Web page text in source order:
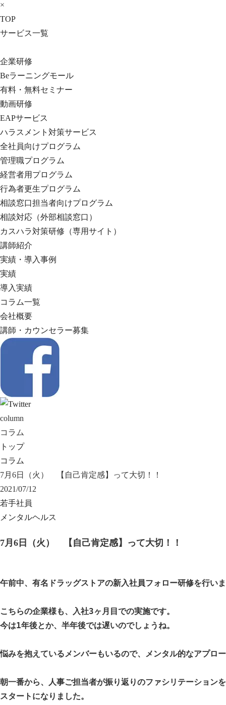
×
TOP
サービス一覧
企業研修
Beラーニングモール
有料・無料セミナー
動画研修
EAPサービス
ハラスメント対策サービス
全社員向けプログラム
管理職プログラム
経営者用プログラム
行為者更生プログラム
相談窓口担当者向けプログラム
相談対応（外部相談窓口）
カスハラ対策研修（専用サイト）
講師紹介
実績・導入事例
実績
導入実績
コラム一覧
会社概要
講師・カウンセラー募集
column
コラム
トップ
コラム
7月6日（火） 【自己肯定感】って大切！！
2021/07/12
若手社員
メンタルヘルス
7月6日（火） 【自己肯定感】って大切！！
午前中、有名ドラッグストアの新入社員フォロー研修を行い
こちらの企業様も、入社3ヶ月目での実施です。
今は1年後とか、半年後では遅いのでしょうね。
悩みを抱えているメンバーもいるので、メンタル的なアプロ
朝一番から、人事ご担当者が振り返りのファシリテーション
スタートになりました。